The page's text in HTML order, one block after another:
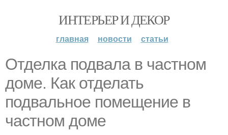
ИНТЕРЬЕР И ДЕКОР
главная новости статьи
Отделка подвала в частном
доме. Как отделать
подвальное помещение в
частном доме